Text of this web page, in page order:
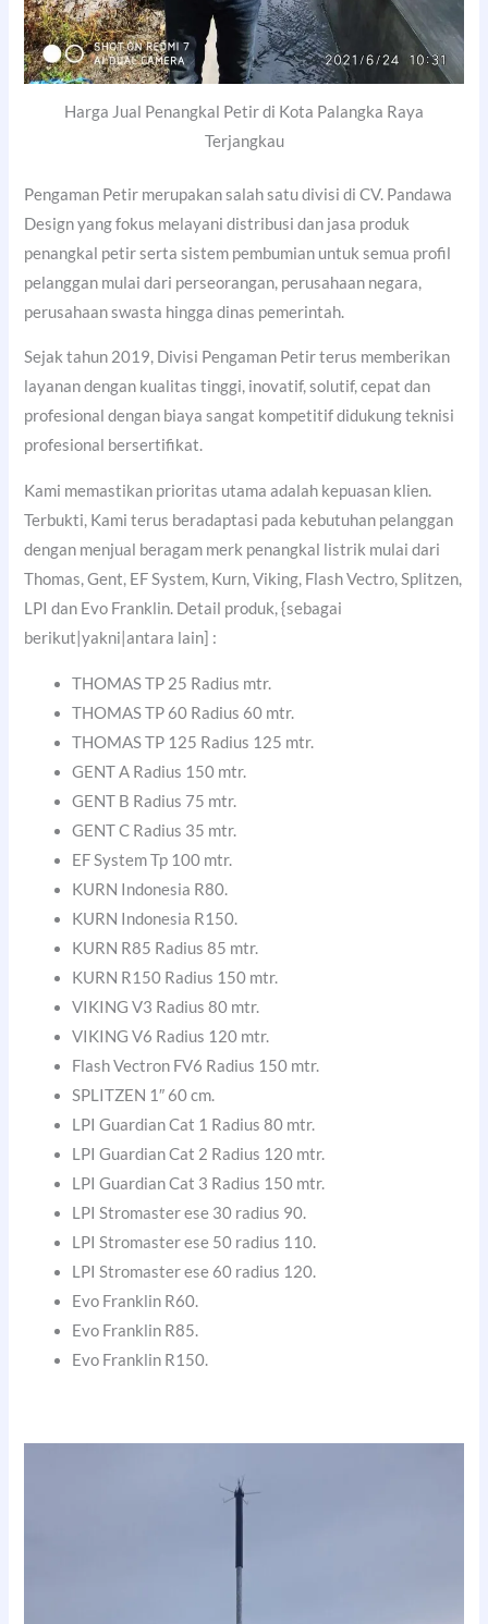
Harga Jual Penangkal Petir di Kota Palangka Raya
Terjangkau
Pengaman Petir merupakan salah satu divisi di CV. Pandawa
Design yang fokus melayani distribusi dan jasa produk
penangkal petir serta sistem pembumian untuk semua profil
pelanggan mulai dari perseorangan, perusahaan negara,
perusahaan swasta hingga dinas pemerintah.
Sejak tahun 2019, Divisi Pengaman Petir terus memberikan
layanan dengan kualitas tinggi, inovatif, solutif, cepat dan
profesional dengan biaya sangat kompetitif didukung teknisi
profesional bersertifikat.
Kami memastikan prioritas utama adalah kepuasan klien.
Terbukti, Kami terus beradaptasi pada kebutuhan pelanggan
dengan menjual beragam merk penangkal listrik mulai dari
Thomas, Gent, EF System, Kurn, Viking, Flash Vectro, Splitzen,
LPI dan Evo Franklin. Detail produk, {sebagai
berikut|yakni|antara lain] :
THOMAS TP 25 Radius mtr.
THOMAS TP 60 Radius 60 mtr.
THOMAS TP 125 Radius 125 mtr.
GENT A Radius 150 mtr.
GENT B Radius 75 mtr.
GENT C Radius 35 mtr.
EF System Tp 100 mtr.
KURN Indonesia R80.
KURN Indonesia R150.
KURN R85 Radius 85 mtr.
KURN R150 Radius 150 mtr.
VIKING V3 Radius 80 mtr.
VIKING V6 Radius 120 mtr.
Flash Vectron FV6 Radius 150 mtr.
SPLITZEN 1″ 60 cm.
LPI Guardian Cat 1 Radius 80 mtr.
LPI Guardian Cat 2 Radius 120 mtr.
LPI Guardian Cat 3 Radius 150 mtr.
LPI Stromaster ese 30 radius 90.
LPI Stromaster ese 50 radius 110.
LPI Stromaster ese 60 radius 120.
Evo Franklin R60.
Evo Franklin R85.
Evo Franklin R150.